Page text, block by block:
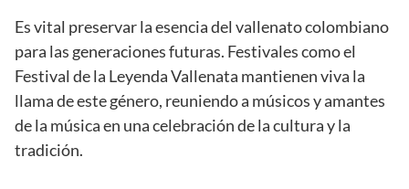
Es vital preservar la esencia del vallenato colombiano
para las generaciones futuras. Festivales como el
Festival de la Leyenda Vallenata mantienen viva la
llama de este género, reuniendo a músicos y amantes
de la música en una celebración de la cultura y la
tradición.